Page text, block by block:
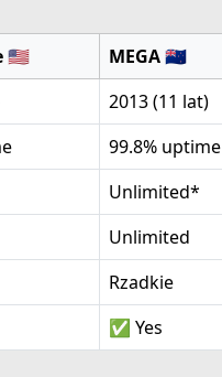
🇺🇸
MEGA 🇳🇿
2013 (11 lat)
99.8% uptime
Unlimited*
Unlimited
Rzadkie
✅ Yes